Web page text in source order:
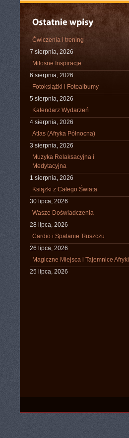
Ćwiczenia i trening
7 sierpnia, 2026
Miłosne Inspiracje
6 sierpnia, 2026
Fotoksiążki i Fotoalbumy
5 sierpnia, 2026
Kalendarz Wydarzeń
4 sierpnia, 2026
Atlas (Afryka Północna)
3 sierpnia, 2026
Muzyka Relaksacyjna i
Medytacyjna
1 sierpnia, 2026
Książki z Całego Świata
30 lipca, 2026
Wasze Doświadczenia
28 lipca, 2026
Cardio i Spalanie Tłuszczu
26 lipca, 2026
Magiczne Miejsca i Tajemnice Afryki
25 lipca, 2026